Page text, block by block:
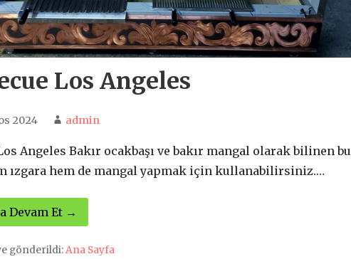
Los Angeles
2024 admin
Angeles Bakır ocakbaşı ve bakır mangal olarak bilinen bu
ızgara hem de mangal yapmak için kullanabilirsiniz.…
Devam Et →
gönderildi:Ana Sayfa